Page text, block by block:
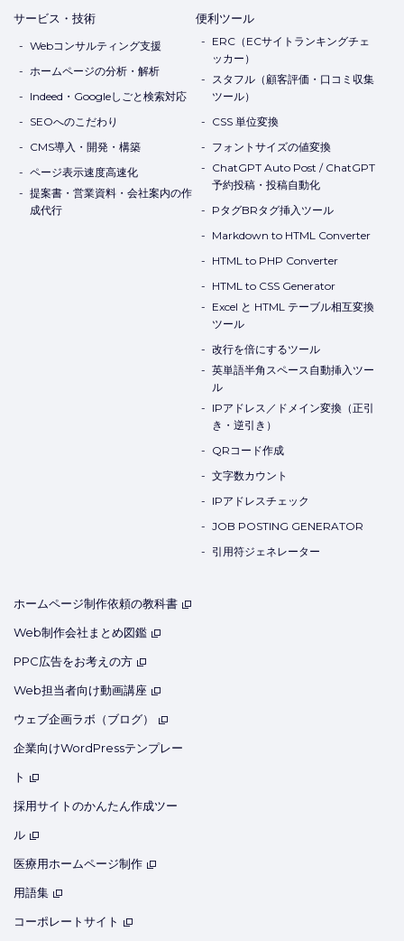
サービス・技術
Webコンサルティング支援
ホームページの分析・解析
Indeed・Googleしごと検索対応
SEOへのこだわり
CMS導入・開発・構築
ページ表示速度高速化
提案書・営業資料・会社案内の作
成代行
便利ツール
ERC（ECサイトランキングチェ
ッカー）
スタフル（顧客評価・口コミ収集
ツール）
CSS 単位変換
フォントサイズの値変換
ChatGPT Auto Post / ChatGPT
予約投稿・投稿自動化
PタグBRタグ挿入ツール
Markdown to HTML Converter
HTML to PHP Converter
HTML to CSS Generator
Excel と HTML テーブル相互変換
ツール
改行を倍にするツール
英単語半角スペース自動挿入ツー
ル
IPアドレス／ドメイン変換（正引
き・逆引き）
QRコード作成
文字数カウント
IPアドレスチェック
JOB POSTING GENERATOR
引用符ジェネレーター
ホームページ制作依頼の教科書
Web制作会社まとめ図鑑
PPC広告をお考えの方
Web担当者向け動画講座
ウェブ企画ラボ（ブログ）
企業向けWordPressテンプレー
ト
採用サイトのかんたん作成ツー
ル
医療用ホームページ制作
用語集
コーポレートサイト